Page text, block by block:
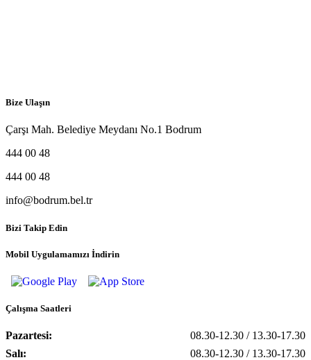
Bize Ulaşın
Çarşı Mah. Belediye Meydanı No.1 Bodrum
444 00 48
444 00 48
info@bodrum.bel.tr
Bizi Takip Edin
Mobil Uygulamamızı İndirin
Çalışma Saatleri
Pazartesi:
08.30-12.30 / 13.30-17.30
Salı:
08.30-12.30 / 13.30-17.30